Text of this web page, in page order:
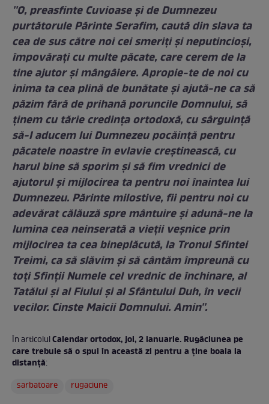
''O, preasfinte Cuvioase și de Dumnezeu
purtătorule Părinte Serafim, caută din slava ta
cea de sus către noi cei smeriți și neputincioși,
împovărați cu multe păcate, care cerem de la
tine ajutor și mângâiere. Apropie-te de noi cu
inima ta cea plină de bunătate și ajută-ne ca să
păzim fără de prihană poruncile Domnului, să
ținem cu tărie credința ortodoxă, cu sârguință
să-I aducem lui Dumnezeu pocăință pentru
păcatele noastre în evlavie creștinească, cu
harul bine să sporim și să fim vrednici de
ajutorul și mijlocirea ta pentru noi înaintea lui
Dumnezeu. Părinte milostive, fii pentru noi cu
adevărat călăuză spre mântuire și adună-ne la
lumina cea neinserată a vieții veșnice prin
mijlocirea ta cea bineplăcută, la Tronul Sfintei
Treimi, ca să slăvim și să cântăm împreună cu
toți Sfinții Numele cel vrednic de închinare, al
Tatălui și al Fiului și al Sfântului Duh, în vecii
vecilor. Cinste Maicii Domnului. Amin''.
În articolulCalendar ortodox, joi, 2 ianuarie. Rugăciunea pe
care trebuie să o spui în această zi pentru a ține boala la
distanță:
sarbatoare
rugaciune